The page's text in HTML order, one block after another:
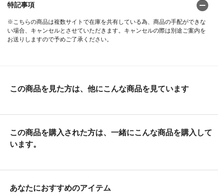
特記事項
※こちらの商品は複数サイトで在庫を共有している為、商品の手配ができな
い場合、キャンセルとさせていただきます。キャンセルの際は別途ご案内を
お送りしますので予めご了承ください。
この商品を見た方は、他にこんな商品を見ています
この商品を購入された方は、一緒にこんな商品を購入して
います。
あなたにおすすめのアイテム